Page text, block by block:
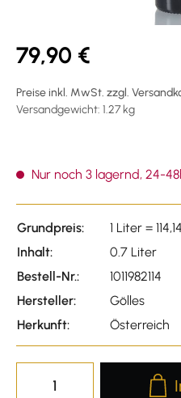
79,90 €
Preise inkl. MwSt. zzgl.
Versandgewicht: 1.27 kg
Nur noch 3 lagernd, 24-
Grundpreis:
1 Liter =
Inhalt:
0.7 Liter
Bestell-Nr.:
1011982114
Hersteller:
Gölles
Herkunft:
Österreich
Produkt